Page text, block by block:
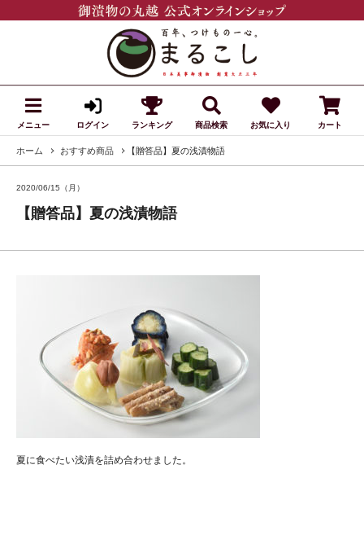
メニュー ログイン ランキング 商品検索 お気に入り カート
ホーム おすすめ商品 【贈答品】夏の浅漬物語
2020/06/15（月）
【贈答品】夏の浅漬物語
夏に食べたい浅漬を詰め合わせました。